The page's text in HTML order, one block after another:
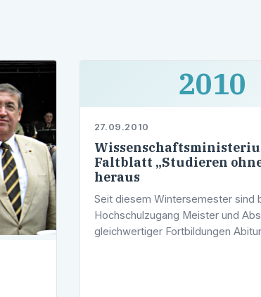
2010
27.09.2010
Faltblatt „Studieren
heraus
Seit diesem Wintersemester sind
Hochschulzugang Meister und
gleichwertiger Fortbildungen